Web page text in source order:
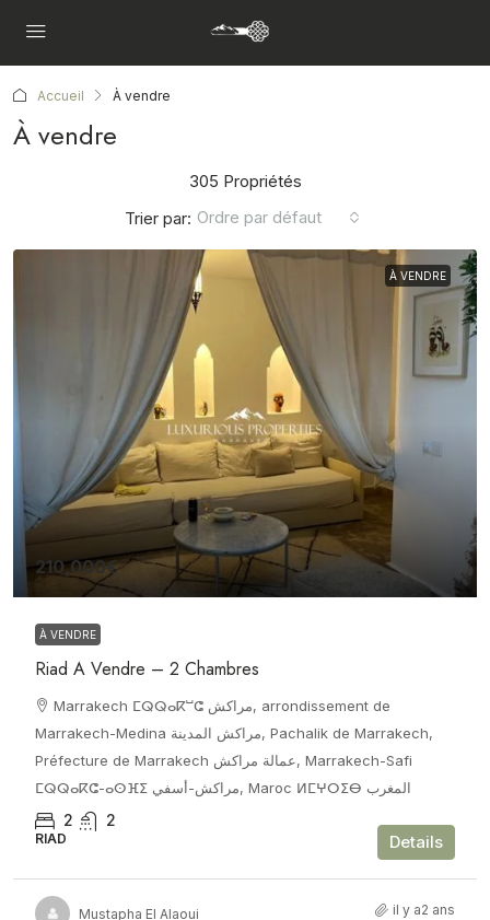
Accueil À vendre
À vendre
305 Propriétés
Trier par: Ordre par défaut
À VENDRE
210,000€
À VENDRE
Riad A Vendre – 2 Chambres
Marrakech ⵎⵕⵕⴰⴽⵯⵛ مراكش, arrondissement de
Marrakech-Medina مراكش المدينة, Pachalik de Marrakech,
Préfecture de Marrakech عمالة مراكش, Marrakech-Safi
ⵎⵕⵕⴰⴽⵛ-ⴰⵙⴼⵉ مراكش-أسفي, Maroc ⵍⵎⵖⵔⵉⴱ المغرب
2 2
RIAD Details
Mustapha El Alaoui il y a2 ans